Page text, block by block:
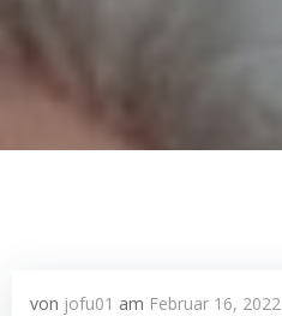
von jofu01 am Februar 16, 2022